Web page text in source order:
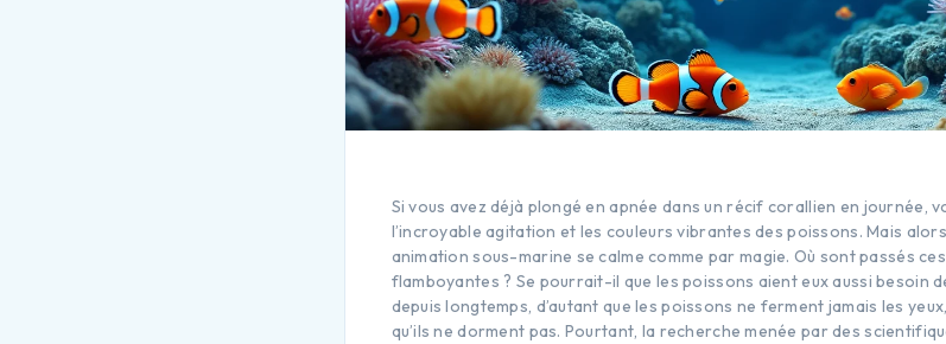
Si vous avez déjà plongé en apnée dans un récif corallien en journée,
l’incroyable agitation et les couleurs vibrantes des poissons. Mais
animation sous-marine se calme comme par magie. Où sont passés
flamboyantes ? Se pourrait-il que les poissons aient eux aussi besoin
depuis longtemps, d’autant que les poissons ne ferment jamais les
qu’ils ne dorment pas. Pourtant, la recherche menée par des